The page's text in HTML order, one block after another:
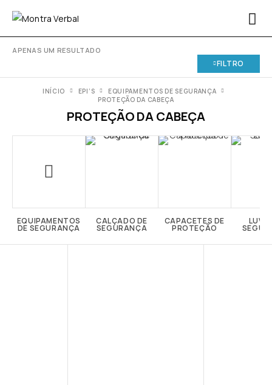
APENAS UM RESULTADO
FILTRO
PROTEÇÃO DA CABEÇA
INÍCIO EPI’S
EQUIPAMENTOS DE SEGURANÇA
PROTEÇÃO DA CABEÇA
EQUIPAMENTOS
DE SEGURANÇA
CALÇADO DE
SEGURANÇA
CAPACETES DE
PROTEÇÃO